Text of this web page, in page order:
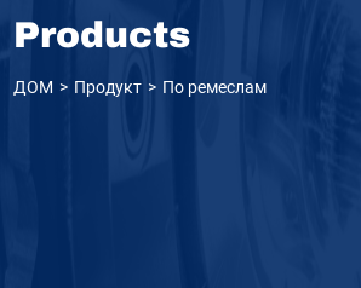
Products
ДОМ Продукт По ремеслам